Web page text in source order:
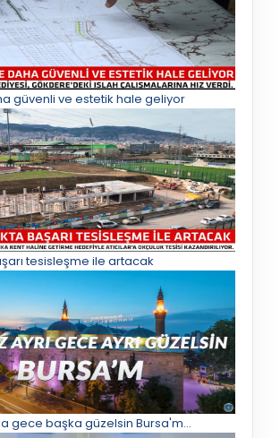
güvenli ve estetik hale geliyor
tesisleşme ile artacak
gece başka güzelsin Bursa'm...